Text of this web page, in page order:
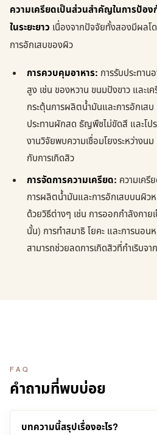
ความเครียดเป็นส่วนสำคัญในการป้อ
ในระยะยาว เนื่องจากปัจจัยทั้งสองมีผล
การอักเสบของผิว
การควบคุมอาหาร: การรับประทาน
สูง เช่น ของหวาน ขนมปังขาว และเ
กระตุ้นการผลิตน้ำมันและการอักเสบ
ประทานผักสด ธัญพืชไม่ขัดสี และโป
งานวิจัยพบความเชื่อมโยงระหว่างน
กับการเกิดสิว
การจัดการความเครียด: ความเครี
การผลิตน้ำมันและการอักเสบบนผิว
ด้วยวิธีต่างๆ เช่น การออกกำลังกาย
นั้น) การทำสมาธิ โยคะ และการนอน
สามารถช่วยลดการเกิดสิวที่กำเริบจา
FAQ
คำถามที่พบบ่อย
บทความนี้สรุปเรื่องอะไร?